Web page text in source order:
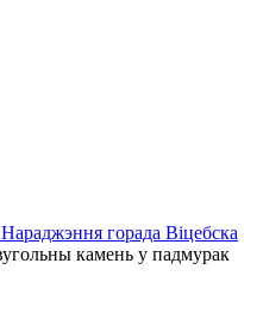
горада Віцебска
камень у падмурак